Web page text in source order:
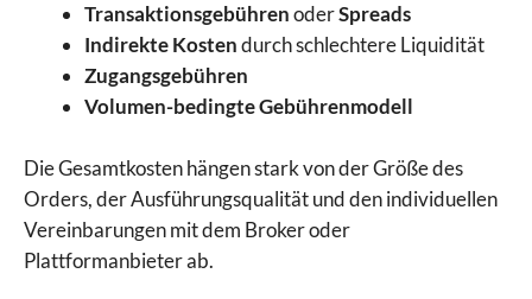
TransaktionsgebührenoderSpreads
Indirekte Kostendurch schlechtere Liquidität
Zugangsgebühren
Volumen-bedingte Gebührenmodell
Die Gesamtkosten hängen stark von der Größe des
Orders, der Ausführungsqualität und den individuellen
Vereinbarungen mit dem Broker oder
Plattformanbieter ab.